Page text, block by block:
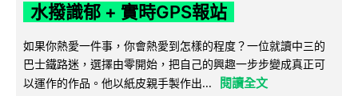
水撥識郁 + 實時GPS報站
如果你熱愛一件事，你會熱愛到怎樣的程度？一位就讀中三的
巴士鐵路迷，選擇由零開始，把自己的興趣一步步變成真正可
以運作的作品。他以紙皮親手製作出...
閱讀全文